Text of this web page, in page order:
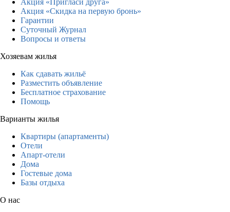
Акция «Скидка на первую бронь»
Гарантии
Суточный Журнал
Вопросы и ответы
Хозяевам жилья
Как сдавать жильё
Разместить объявление
Бесплатное страхование
Помощь
Варианты жилья
Квартиры (апартаменты)
Отели
Апарт-отели
Дома
Гостевые дома
Базы отдыха
О нас